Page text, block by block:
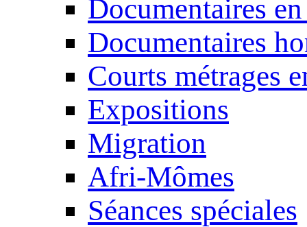
Documentaires
Documentaires
Courts métrages
Expositions
Migration
Afri-Mômes
Séances spéciales